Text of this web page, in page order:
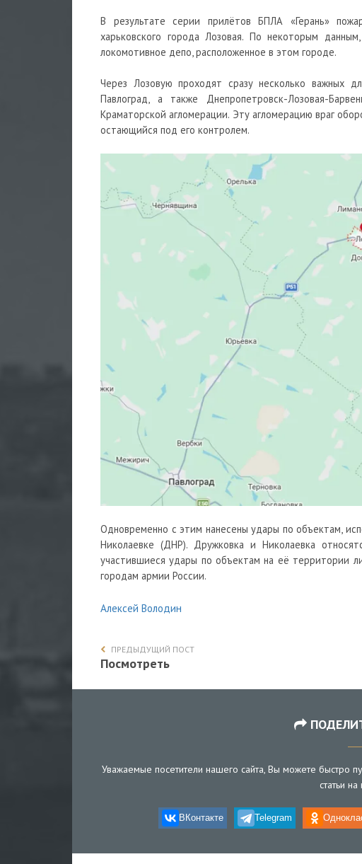
В результате серии прилётов БПЛА «Герань»
харьковского города Лозовая. По некоторым
локомотивное депо, расположенное в этом городе.
Через Лозовую проходят сразу несколько важных
Павлоград, а также Днепропетровск-Лозовая-
Краматорской агломерации. Эту агломерацию враг
остающийся под его контролем.
Одновременно с этим нанесены удары по объектам,
Николаевке (ДНР). Дружковка и Николаевка
участившиеся удары по объектам на её территории
городам армии России.
Алексей Володин
ПРЕДЫДУЩИЙ ПОСТ
Посмотреть
Уважаемые посетители нашего сайта, Вы можете быстро
статьи
ВКонтакте Telegram